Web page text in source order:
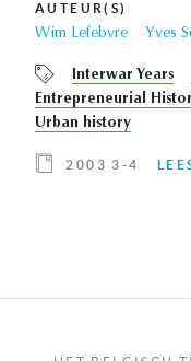
AUTEUR(S)
Wim Lefebvre Yves
Interwar Years
Entrepreneurial
Urban history
2003 3-4